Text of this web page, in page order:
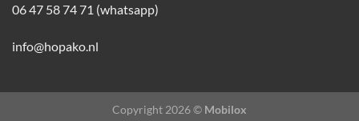
06 47 58 74 71 (whatsapp)
info@hopako.nl
Copyright 2026 © Mobilox